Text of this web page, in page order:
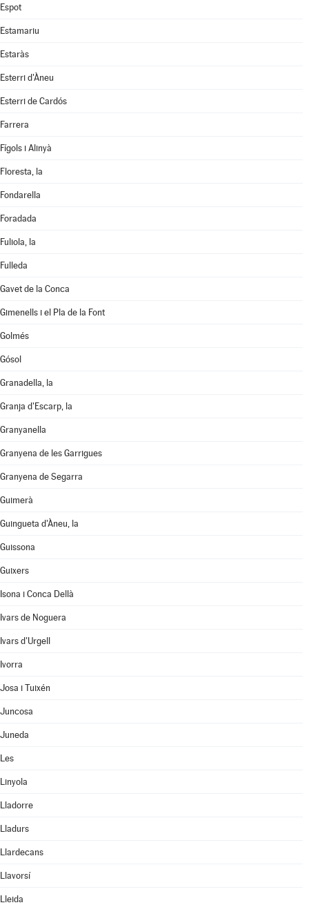
Espot
Estamariu
Estaràs
Esterri d'Àneu
Esterri de Cardós
Farrera
Fígols i Alinyà
Floresta, la
Fondarella
Foradada
Fuliola, la
Fulleda
Gavet de la Conca
Gimenells i el Pla de la Font
Golmés
Gósol
Granadella, la
Granja d'Escarp, la
Granyanella
Granyena de les Garrigues
Granyena de Segarra
Guimerà
Guingueta d'Àneu, la
Guissona
Guixers
Isona i Conca Dellà
Ivars de Noguera
Ivars d'Urgell
Ivorra
Josa i Tuixén
Juncosa
Juneda
Les
Linyola
Lladorre
Lladurs
Llardecans
Llavorsí
Lleida